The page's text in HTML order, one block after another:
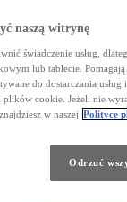
naszą witrynę
świadczenie usług,
lub tablecie.
do dostarczania usług
cookie. Jeżeli nie
w naszej Polityce
Odrzuć